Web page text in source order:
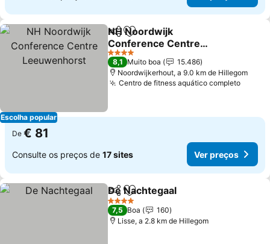
Escolha popular
PartilharAdicionar aos favoritos
NH Noordwijk
Conference Centre
Leeuwenhorst
4 Estrelas
8,1 Muito boa
15.486
Noordwijkerhout, a 9.0 km de Hillegom
Centro de fitness aquático completo
De € 81
Consulte os preços de 17 sites Ver preços
PartilharAdicionar aos favoritos
De Nachtegaal
4 Estrelas
7,5 Boa
160
Lisse, a 2.8 km de Hillegom